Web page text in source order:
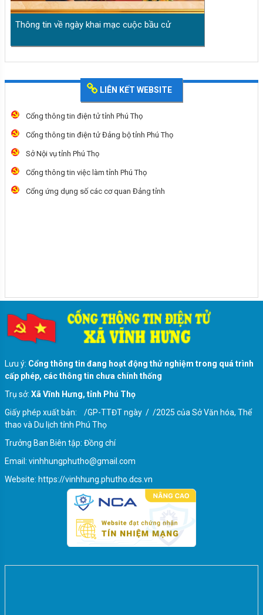
Thông tin về ngày khai mạc cuộc bầu cử
Thông tin về Phiếu bầu cử
LIÊN KẾT WEBSITE
Cổng thông tin điện tử tỉnh Phú Thọ
Cổng thông tin điện tử Đảng bộ tỉnh Phú Thọ
Sở Nội vụ tỉnh Phú Thọ
Cổng thông tin việc làm tỉnh Phú Thọ
Cổng ứng dụng số các cơ quan Đảng tỉnh
Lưu ý: Cổng thông tin đang hoạt động thử nghiệm trong quá trình
cấp phép, các thông tin chưa chính thống
Trụ sở: Xã Vĩnh Hưng, tỉnh Phú Thọ
Giấy phép xuất bản: /GP-TTĐT ngày / /2025 của Sở Văn hóa, Thể
thao và Du lịch tỉnh Phú Thọ
Trưởng Ban Biên tập: Đồng chí
Email: vinhhungphutho@gmail.com
Website: https://vinhhung.phutho.dcs.vn